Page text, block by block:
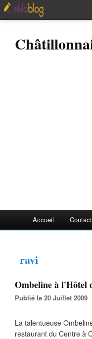
Accueil Contact
ravi
Ombeline à l'Hôtel
Publié le 20 Juillet 2009
La talentueuse
restaurant du Centre à